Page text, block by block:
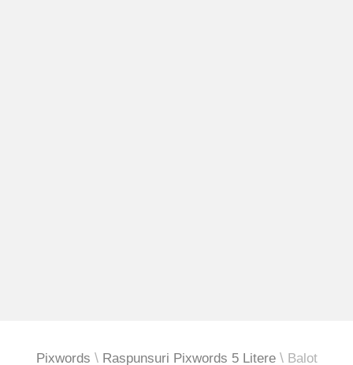
Pixwords Raspunsuri Pixwords 5 Litere Balot